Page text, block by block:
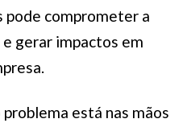
comprometer a
gerar impactos em
está nas mãos